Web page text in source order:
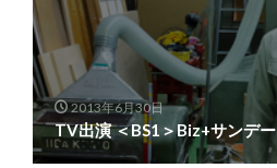
2013年6月30日
TV出演 ＜BS1＞Biz+サンデー